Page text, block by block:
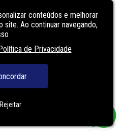
conteúdos e melhorar
site. Ao continuar navegando,
de Privacidade
Rejeitar